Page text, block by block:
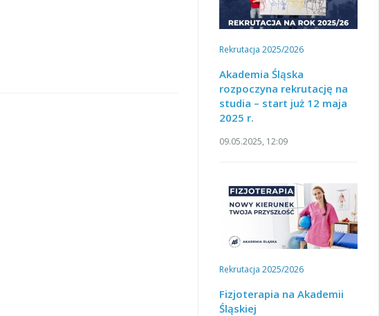
Rekrutacja 2025/2026
Akademia Śląska
rozpoczyna rekrutację na
studia – start już 12 maja
2025 r.
09.05.2025, 12:09
Rekrutacja 2025/2026
Fizjoterapia na Akademii
Śląskiej